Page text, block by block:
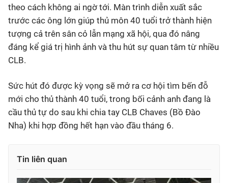
theo cách không ai ngờ tới. Màn trình diễn xuất sắc
trước các ông lớn giúp thủ môn 40 tuổi trở thành hiện
tượng cả trên sân cỏ lẫn mạng xã hội, qua đó nâng
đáng kể giá trị hình ảnh và thu hút sự quan tâm từ nhiều
CLB.
Sức hút đó được kỳ vọng sẽ mở ra cơ hội tìm bến đỗ
mới cho thủ thành 40 tuổi, trong bối cảnh anh đang là
cầu thủ tự do sau khi chia tay CLB Chaves (Bồ Đào
Nha) khi hợp đồng hết hạn vào đầu tháng 6.
Tin liên quan